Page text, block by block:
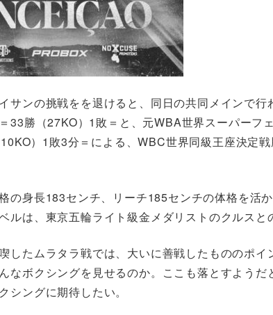
サンの挑戦をを退けると、同日の共同メインで
33勝（27KO）1敗＝と、元WBA世界スーパーフ
）1敗3分＝による、WBC世界同級王座決定
の身長183センチ、リーチ185センチの体格を活
ルは、東京五輪ライト級金メダリストのクルスと
したムラタラ戦では、大いに善戦したもののポイ
なボクシングを見せるのか。ここも落とすよう
シングに期待したい。